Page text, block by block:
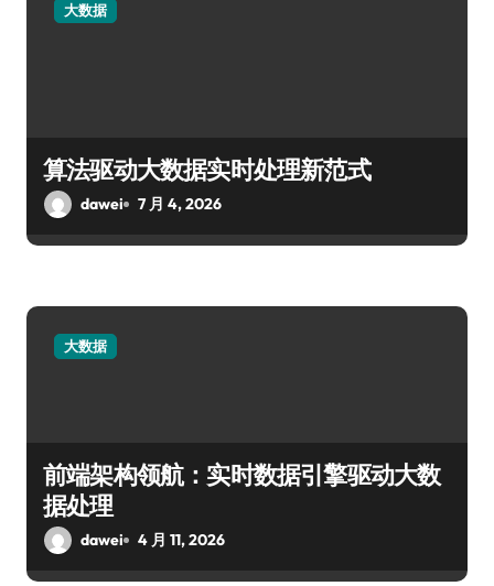
大数据
算法驱动大数据实时处理新范式
dawei 7 月 4, 2026
大数据
前端架构领航：实时数据引擎驱动大数
据处理
dawei 4 月 11, 2026